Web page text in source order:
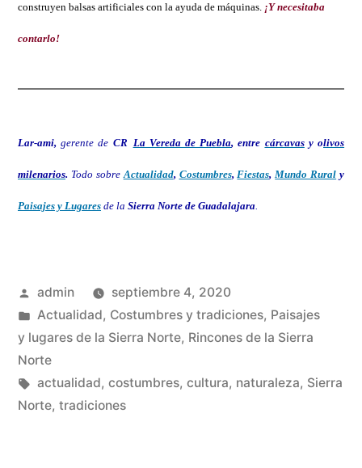
construyen balsas artificiales con la ayuda de máquinas. ¡Y necesitaba
contarlo!
Lar-ami,gerente de CR La Vereda de Puebla, entre cárcavasy olivos
milenarios. Todo sobreActualidad, Costumbres,Fiestas,Mundo Rural y
Paisajes y Lugaresde la Sierra Norte de Guadalajara.
Publicado
por
admin
septiembre 4, 2020
Publicado
en
Actualidad, Costumbres y tradiciones, Paisajes
y lugares de la Sierra Norte, Rincones de la Sierra
Norte
Etiquetas:
actualidad, costumbres, cultura, naturaleza, Sierra
Norte, tradiciones